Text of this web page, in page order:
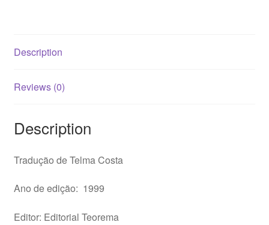
Description
Reviews (0)
Description
Tradução de Telma Costa
Ano de edição: 1999
Editor: Editorial Teorema